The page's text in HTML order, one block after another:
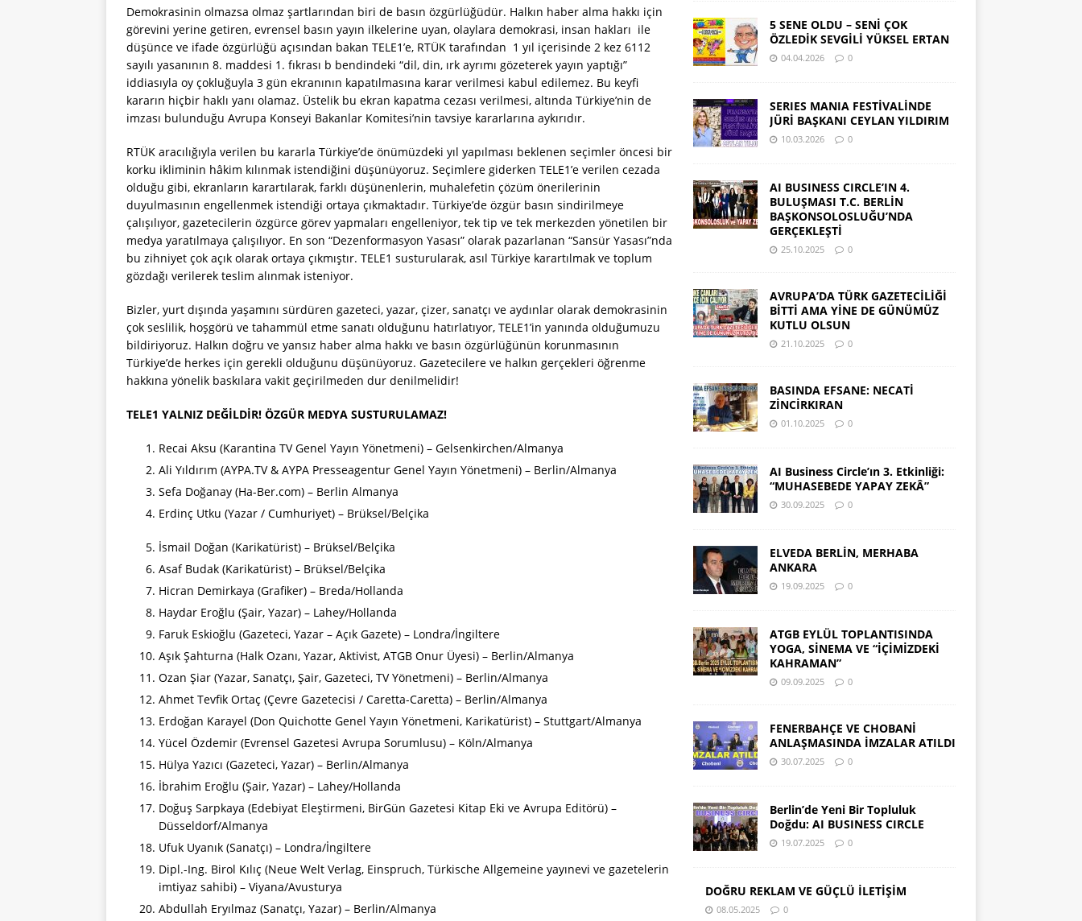
Demokrasinin olmazsa olmaz şartlarından biri de basın özgürlüğüdür. Halkın haber alma hakkı için
görevini yerine getiren, evrensel basın yayın ilkelerine uyan, olaylara demokrasi, insan hakları ile
düşünce ve ifade özgürlüğü açısından bakan TELE1’e, RTÜK tarafından 1 yıl içerisinde 2 kez 6112
sayılı yasanının 8. maddesi 1. fıkrası b bendindeki “dil, din, ırk ayrımı gözeterek yayın yaptığı”
iddiasıyla oy çokluğuyla 3 gün ekranının kapatılmasına karar verilmesi kabul edilemez. Bu keyfi
kararın hiçbir haklı yanı olamaz. Üstelik bu ekran kapatma cezası verilmesi, altında Türkiye’nin de
imzası bulunduğu Avrupa Konseyi Bakanlar Komitesi’nin tavsiye kararlarına aykırıdır.
RTÜK aracılığıyla verilen bu kararla Türkiye’de önümüzdeki yıl yapılması beklenen seçimler öncesi bir
korku ikliminin hâkim kılınmak istendiğini düşünüyoruz. Seçimlere giderken TELE1’e verilen cezada
olduğu gibi, ekranların karartılarak, farklı düşünenlerin, muhalefetin çözüm önerilerinin
duyulmasının engellenmek istendiği ortaya çıkmaktadır. Türkiye’de özgür basın sindirilmeye
çalışılıyor, gazetecilerin özgürce görev yapmaları engelleniyor, tek tip ve tek merkezden yönetilen bir
medya yaratılmaya çalışılıyor. En son “Dezenformasyon Yasası” olarak pazarlanan “Sansür Yasası”nda
bu zihniyet çok açık olarak ortaya çıkmıştır. TELE1 susturularak, asıl Türkiye karartılmak ve toplum
gözdağı verilerek teslim alınmak isteniyor.
Bizler, yurt dışında yaşamını sürdüren gazeteci, yazar, çizer, sanatçı ve aydınlar olarak demokrasinin
çok seslilik, hoşgörü ve tahammül etme sanatı olduğunu hatırlatıyor, TELE1’in yanında olduğumuzu
bildiriyoruz. Halkın doğru ve yansız haber alma hakkı ve basın özgürlüğünün korunmasının
Türkiye’de herkes için gerekli olduğunu düşünüyoruz. Gazetecilere ve halkın gerçekleri öğrenme
hakkına yönelik baskılara vakit geçirilmeden dur denilmelidir!
TELE1 YALNIZ DEĞİLDİR! ÖZGÜR MEDYA SUSTURULAMAZ!
Recai Aksu (Karantina TV Genel Yayın Yönetmeni) – Gelsenkirchen/Almanya
Ali Yıldırım (AYPA.TV & AYPA Presseagentur Genel Yayın Yönetmeni) – Berlin/Almanya
Sefa Doğanay (Ha-Ber.com) – Berlin Almanya
Erdinç Utku (Yazar / Cumhuriyet) – Brüksel/Belçika
İsmail Doğan (Karikatürist) – Brüksel/Belçika
Asaf Budak (Karikatürist) – Brüksel/Belçika
Hicran Demirkaya (Grafiker) – Breda/Hollanda
Haydar Eroğlu (Şair, Yazar) – Lahey/Hollanda
Faruk Eskioğlu (Gazeteci, Yazar – Açık Gazete) – Londra/İngiltere
Aşık Şahturna (Halk Ozanı, Yazar, Aktivist, ATGB Onur Üyesi) – Berlin/Almanya
Ozan Şiar (Yazar, Sanatçı, Şair, Gazeteci, TV Yönetmeni) – Berlin/Almanya
Ahmet Tevfik Ortaç (Çevre Gazetecisi / Caretta-Caretta) – Berlin/Almanya
Erdoğan Karayel (Don Quichotte Genel Yayın Yönetmeni, Karikatürist) – Stuttgart/Almanya
Yücel Özdemir (Evrensel Gazetesi Avrupa Sorumlusu) – Köln/Almanya
Hülya Yazıcı (Gazeteci, Yazar) – Berlin/Almanya
İbrahim Eroğlu (Şair, Yazar) – Lahey/Hollanda
Doğuş Sarpkaya (Edebiyat Eleştirmeni, BirGün Gazetesi Kitap Eki ve Avrupa Editörü) –
Düsseldorf/Almanya
Ufuk Uyanık (Sanatçı) – Londra/İngiltere
Dipl.-Ing. Birol Kılıç (Neue Welt Verlag, Einspruch, Türkische Allgemeine yayınevi ve gazetelerin
imtiyaz sahibi) – Viyana/Avusturya
Abdullah Eryılmaz (Sanatçı, Yazar) – Berlin/Almanya
5 SENE OLDU – SENİ ÇOK
ÖZLEDİK SEVGİLİ YÜKSEL ERTAN
04.04.2026 0
SERIES MANIA FESTİVALİNDE
JÜRİ BAŞKANI CEYLAN YILDIRIM
10.03.2026 0
AI BUSINESS CIRCLE’IN 4.
BULUŞMASI T.C. BERLİN
BAŞKONSOLOSLUĞU’NDA
GERÇEKLEŞTİ
25.10.2025 0
AVRUPA’DA TÜRK GAZETECİLİĞİ
BİTTİ AMA YİNE DE GÜNÜMÜZ
KUTLU OLSUN
21.10.2025 0
BASINDA EFSANE: NECATİ
ZİNCİRKIRAN
01.10.2025 0
AI Business Circle’ın 3. Etkinliği:
“MUHASEBEDE YAPAY ZEKÂ”
30.09.2025 0
ELVEDA BERLİN, MERHABA
ANKARA
19.09.2025 0
ATGB EYLÜL TOPLANTISINDA
YOGA, SİNEMA VE “İÇİMİZDEKİ
KAHRAMAN”
09.09.2025 0
FENERBAHÇE VE CHOBANİ
ANLAŞMASINDA İMZALAR ATILDI
30.07.2025 0
Berlin’de Yeni Bir Topluluk
Doğdu: AI BUSINESS CIRCLE
19.07.2025 0
DOĞRU REKLAM VE GÜÇLÜ İLETİŞİM
08.05.2025 0